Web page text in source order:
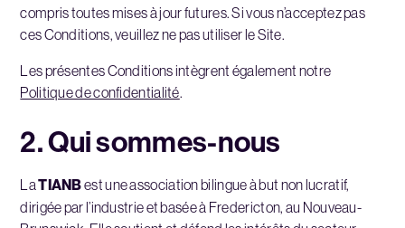
compris toutes mises à jour futures. Si vous n’acceptez pas
ces Conditions, veuillez ne pas utiliser le Site.
Les présentes Conditions intègrent également notre
Politique de confidentialité.
2. Qui sommes-nous
LaTIANBest une association bilingue à but non lucratif,
dirigée par l’industrie et basée à Fredericton, au Nouveau-